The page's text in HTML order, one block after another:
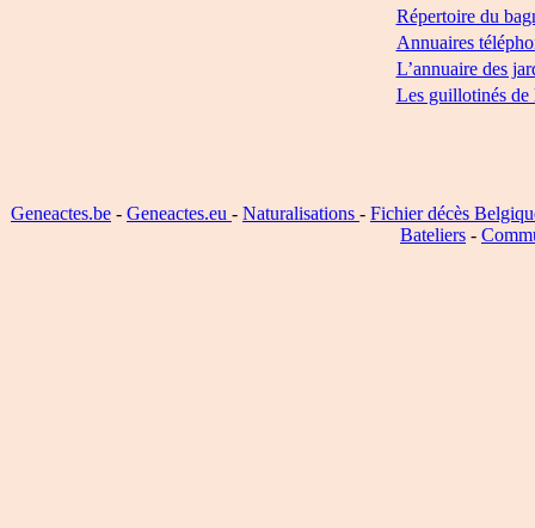
Répertoire du
Annuaires
L’annuaire des
Les guillotinés de
Geneactes.be - Geneactes.eu - Naturalisations - Fichier décès
Bateliers -